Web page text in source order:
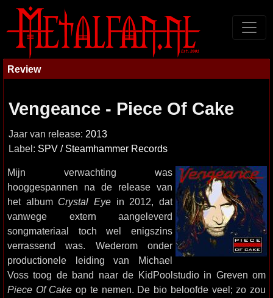
Review
Vengeance - Piece Of Cake
Jaar van release: 2013
Label: SPV / Steamhammer Records
Mijn verwachting was
hooggespannen na de release van
het album Crystal Eye in 2012, dat
vanwege extern aangeleverd
songmateriaal toch wel enigszins
verrassend was. Wederom onder
productionele leiding van Michael
Voss toog de band naar de KidPoolstudio in Greven om
Piece Of Cake op te nemen. De bio beloofde veel; zo zou